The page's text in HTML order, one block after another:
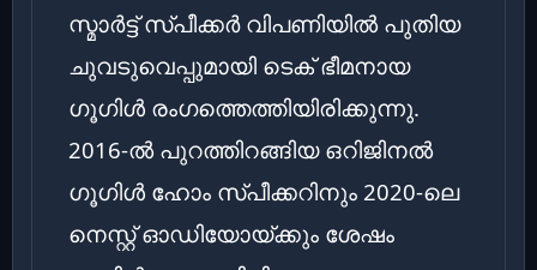
സ്മാർട്ട് സ്പീക്കർ വിപണിയിൽ പുതിയ
ചുവടുവെപ്പുമായി ടെക് ഭീമനായ
ഗൂഗിൾ രംഗത്തെത്തിയിരിക്കുന്നു.
2016-ൽ പുറത്തിറങ്ങിയ ഒറിജിനൽ
ഗൂഗിൾ ഹോം സ്പീക്കറിനും 2020-ലെ
നെസ്റ്റ് ഓഡിയോയ്ക്കും ശേഷം